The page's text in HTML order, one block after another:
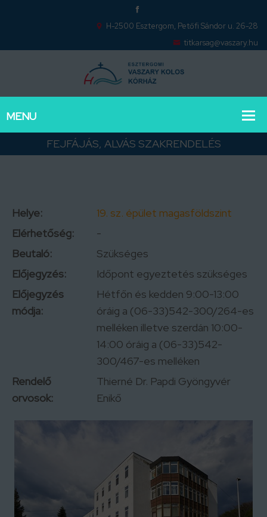
H-2500 Esztergom, Petőfi Sándor u. 26-28
titkarsag@vaszary.hu
FEJFÁJÁS, ALVÁS SZAKRENDELÉS
Helye:
19. sz. épület magasföldszint
Elérhetőség:
-
Beutaló:
Szükséges
Előjegyzés:
Időpont egyeztetés szükséges
Előjegyzés
módja:
Hétfőn és kedden 9:00-13:00
óráig a (06-33)542-300/264-es
melléken illetve szerdán 10:00-
14:00 óráig a (06-33)542-
300/467-es melléken
Rendelő
orvosok:
Thierné Dr. Papdi Gyöngyvér
Enikő